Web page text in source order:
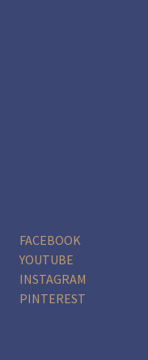
FACEBOOK
YOUTUBE
INSTAGRAM
PINTEREST